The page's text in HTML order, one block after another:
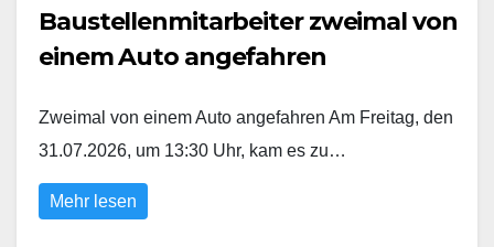
Baustellenmitarbeiter zweimal von
einem Auto angefahren
Zweimal von einem Auto angefahren Am Freitag, den
31.07.2026, um 13:30 Uhr, kam es zu…
Mehr lesen